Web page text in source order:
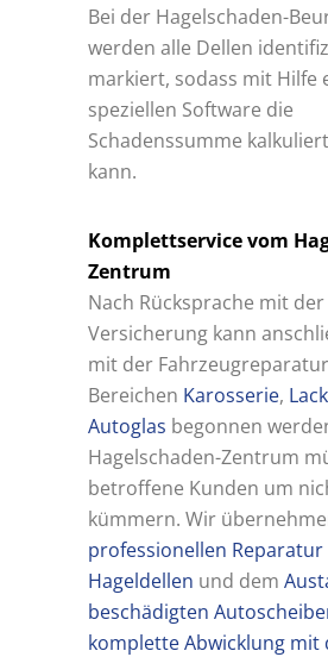
Bei der Hagelschaden-
werden alle Dellen
markiert, sodass mit Hilfe
speziellen Software die
Schadenssumme
kann.
Komplettservice vom
Zentrum
Nach Rücksprache mit der
Versicherung kann
mit der
Bereichen Karosserie, Lack
Autoglas begonnen
Hagelschaden-Zentrum
betroffene Kunden um
kümmern. Wir
professionellen
Hageldellen und dem
beschädigten
komplette Abwicklung mit